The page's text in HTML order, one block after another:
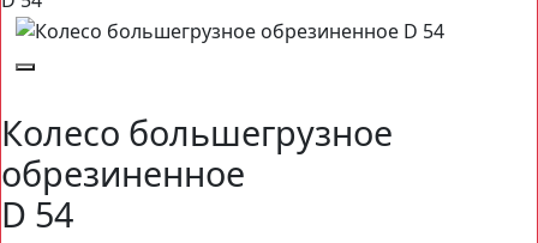
Колесо большегрузное
обрезиненное
D 54